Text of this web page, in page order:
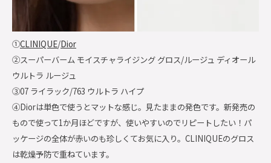
①CLINIQUE/Dior
②スーパーバーム モイスチャライジング グロス/ルージュ ディオール
ウルトラ ルージュ
③07 ライラック/763 ウルトラ ハイプ
④Diorは単色で使うとマットな感じ。見たままの発色です。新発売の
もので使って1か月ほどですが、使いやすいのでリピートしたい！パ
ッケージの全体が赤いのも珍しくてお気に入り。CLINIQUEのグロス
は乾燥予防で重ねています。